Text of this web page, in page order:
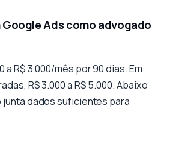
Ads como advogado
a R$ 3.000/mês por 90 dias. Em
R$ 3.000 a R$ 5.000. Abaixo
junta dados suficientes para